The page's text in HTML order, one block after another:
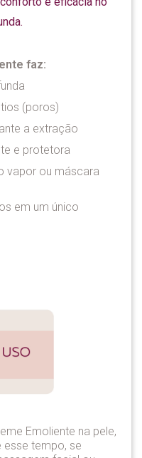
faz:
(poros)
a extração
e protetora
vapor ou máscara
em um único
Emoliente na pele,
esse tempo, se